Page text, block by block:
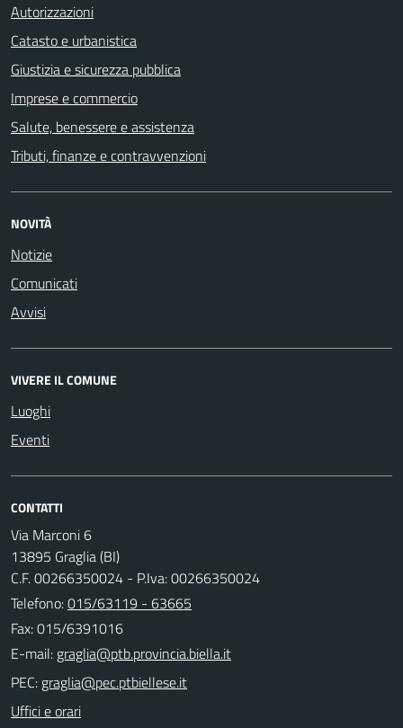
Autorizzazioni
Catasto e urbanistica
Giustizia e sicurezza pubblica
Imprese e commercio
Salute, benessere e assistenza
Tributi, finanze e contravvenzioni
NOVITÀ
Notizie
Comunicati
Avvisi
VIVERE IL COMUNE
Luoghi
Eventi
CONTATTI
Via Marconi 6
13895 Graglia (BI)
C.F. 00266350024 - P.Iva: 00266350024
Telefono:015/63119 - 63665
Fax: 015/6391016
E-mail:
PEC:
Uffici e orari